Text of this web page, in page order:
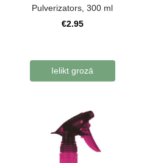
Pulverizators, 300 ml
€2.95
Ielikt grozā